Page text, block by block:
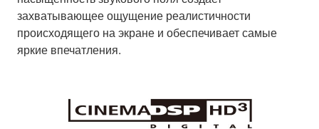
захватывающее ощущение реалистичности
происходящего на экране и обеспечивает самые
яркие впечатления.